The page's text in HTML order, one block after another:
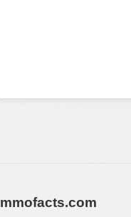
mmofacts.com